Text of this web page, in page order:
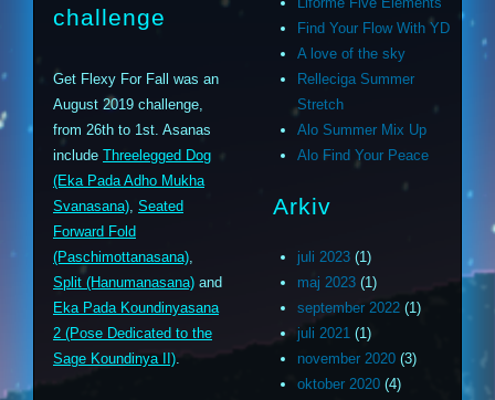
challenge
Get Flexy For Fall was an
August 2019 challenge,
from 26th to 1st. Asanas
include Threelegged Dog
(Eka Pada Adho Mukha
Svanasana), Seated
Forward Fold
(Paschimottanasana),
Split (Hanumanasana) and
Eka Pada Koundinyasana
2 (Pose Dedicated to the
Sage Koundinya II).
Find Your Flow With YD
A love of the sky
Relleciga Summer
Stretch
Alo Summer Mix Up
Alo Find Your Peace
Arkiv
juli 2023 (1)
maj 2023 (1)
september 2022 (1)
juli 2021 (1)
november 2020 (3)
oktober 2020 (4)